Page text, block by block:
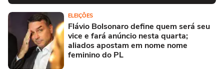
ELEIÇÕES
Flávio Bolsonaro define quem será seu
vice e fará anúncio nesta quarta;
aliados apostam em nome nome
feminino do PL